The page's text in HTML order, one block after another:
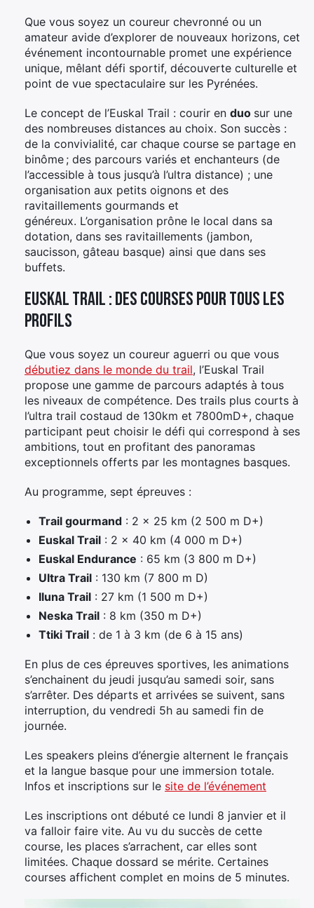
Que vous soyez un coureur chevronné ou un
amateur avide d’explorer de nouveaux horizons, cet
événement incontournable promet une expérience
unique, mêlant défi sportif, découverte culturelle et
point de vue spectaculaire sur les Pyrénées.
Le concept de l’Euskal Trail : courir en duo sur une
des nombreuses distances au choix. Son succès :
de la convivialité, car chaque course se partage en
binôme ; des parcours variés et enchanteurs (de
l’accessible à tous jusqu’à l’ultra distance) ; une
organisation aux petits oignons et des
ravitaillements gourmands et
généreux. L’organisation prône le local dans sa
dotation, dans ses ravitaillements (jambon,
saucisson, gâteau basque) ainsi que dans ses
buffets.
Euskal Trail : des courses pour tous les
profils
Que vous soyez un coureur aguerri ou que vous
débutiez dans le monde du trail, l’Euskal Trail
propose une gamme de parcours adaptés à tous
les niveaux de compétence. Des trails plus courts à
l’ultra trail costaud de 130km et 7800mD+, chaque
participant peut choisir le défi qui correspond à ses
ambitions, tout en profitant des panoramas
exceptionnels offerts par les montagnes basques.
Au programme, sept épreuves :
Trail gourmand : 2 x 25 km (2 500 m D+)
Euskal Trail : 2 x 40 km (4 000 m D+)
Euskal Endurance : 65 km (3 800 m D+)
Ultra Trail : 130 km (7 800 m D)
Iluna Trail : 27 km (1 500 m D+)
Neska Trail : 8 km (350 m D+)
Ttiki Trail : de 1 à 3 km (de 6 à 15 ans)
En plus de ces épreuves sportives, les animations
s’enchainent du jeudi jusqu’au samedi soir, sans
s’arrêter. Des départs et arrivées se suivent, sans
interruption, du vendredi 5h au samedi fin de
journée.
Les speakers pleins d’énergie alternent le français
et la langue basque pour une immersion totale.
Infos et inscriptions sur le site de l’événement
Les inscriptions ont débuté ce lundi 8 janvier et il
va falloir faire vite. Au vu du succès de cette
course, les places s’arrachent, car elles sont
limitées. Chaque dossard se mérite. Certaines
courses affichent complet en moins de 5 minutes.